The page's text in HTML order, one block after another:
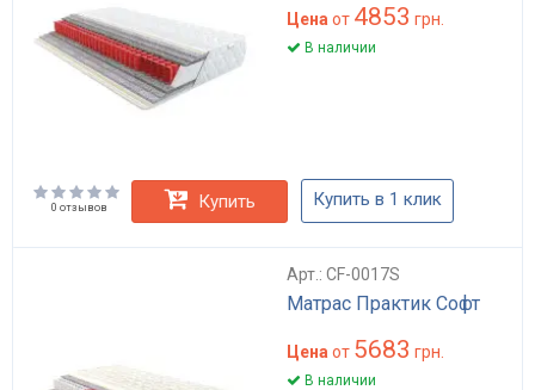
Цена от 4853 грн.
В наличии
0 отзывов Купить Купить в 1 клик
Арт.: CF-0017S
Матрас Практик Софт
Цена от 5683 грн.
В наличии